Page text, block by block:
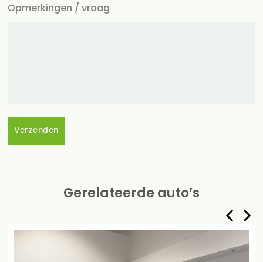
Opmerkingen / vraag
Verzenden
Gerelateerde auto’s